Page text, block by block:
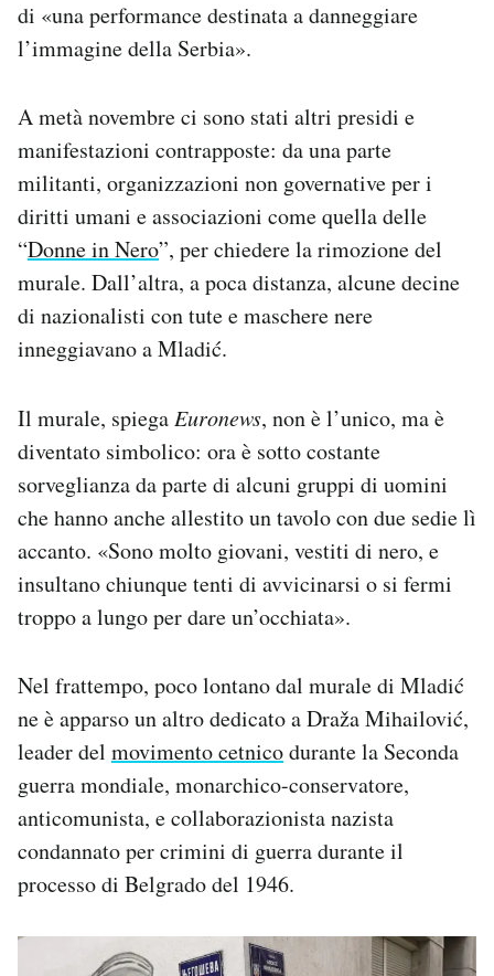
di «una performance destinata a danneggiare
l’immagine della Serbia».
A metà novembre ci sono stati altri presidi e
manifestazioni contrapposte: da una parte
militanti, organizzazioni non governative per i
diritti umani e associazioni come quella delle
“Donne in Nero”, per chiedere la rimozione del
murale. Dall’altra, a poca distanza, alcune decine
di nazionalisti con tute e maschere nere
inneggiavano a Mladić.
Il murale, spiegaEuronews, non è l’unico, ma è
diventato simbolico: ora è sotto costante
sorveglianza da parte di alcuni gruppi di uomini
che hanno anche allestito un tavolo con due sedie lì
accanto. «Sono molto giovani, vestiti di nero, e
insultano chiunque tenti di avvicinarsi o si fermi
troppo a lungo per dare un’occhiata».
Nel frattempo, poco lontano dal murale di Mladić
ne è apparso un altro dedicato a Draža Mihailović,
leader del movimento cetnicodurante la Seconda
guerra mondiale, monarchico-conservatore,
anticomunista, e collaborazionista nazista
condannato per crimini di guerra durante il
processo di Belgrado del 1946.